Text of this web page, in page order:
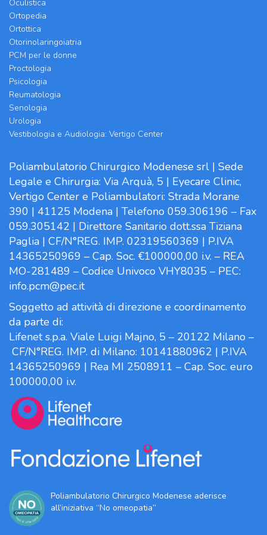
Oculistica
Ortopedia
Ortottica
Otorinolaringoiatria
PCM per le donne
Proctologia
Psicologia
Reumatologia
Senologia
Urologia
Vestibologia e Audiologia: Vertigo Center
Poliambulatorio Chirurgico Modenese srl | Sede
Legale e Chirurgia: Via Arquà, 5 | Eyecare Clinic,
Vertigo Center e Poliambulatori: Strada Morane
390 | 41125 Modena | Telefono 059.306196 – Fax
059.305142 | Direttore Sanitario dott.ssa Tiziana
Paglia | CF/N°REG. IMP. 02319560369 | P.IVA
14365250969 – Cap. Soc. €100000,00 i.v. – REA
MO-281489 – Codice Univoco VHY8035 – PEC:
info.pcm@pec.it
Soggetto ad attività di direzione e coordinamento
da parte di:
Lifenet s.p.a. Viale Luigi Majno, 5 – 20122 Milano –
CF/N°REG. IMP. di Milano: 10141880962 | P.IVA
14365250969 | Rea MI 2508911 – Cap. Soc. euro
100000,00 i.v.
Poliambulatorio Chirurgico Modenese aderisce
all’iniziativa “No omeopatia”